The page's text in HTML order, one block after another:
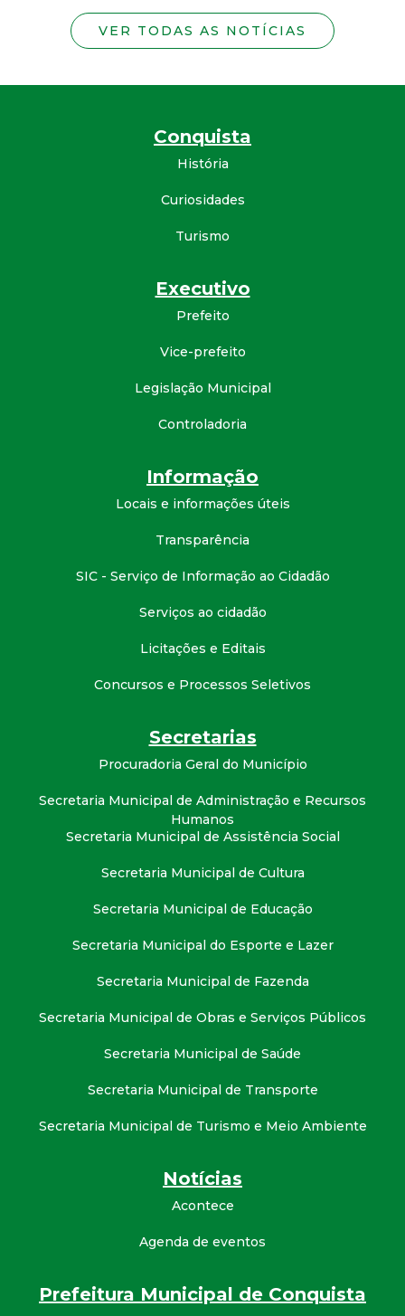
VER TODAS AS NOTÍCIAS
Conquista
História
Curiosidades
Turismo
Executivo
Prefeito
Vice-prefeito
Legislação Municipal
Controladoria
Informação
Locais e informações úteis
Transparência
SIC - Serviço de Informação ao Cidadão
Serviços ao cidadão
Licitações e Editais
Concursos e Processos Seletivos
Secretarias
Procuradoria Geral do Município
Secretaria Municipal de Administração e Recursos
Humanos
Secretaria Municipal de Assistência Social
Secretaria Municipal de Cultura
Secretaria Municipal de Educação
Secretaria Municipal do Esporte e Lazer
Secretaria Municipal de Fazenda
Secretaria Municipal de Obras e Serviços Públicos
Secretaria Municipal de Saúde
Secretaria Municipal de Transporte
Secretaria Municipal de Turismo e Meio Ambiente
Notícias
Acontece
Agenda de eventos
Prefeitura Municipal de Conquista